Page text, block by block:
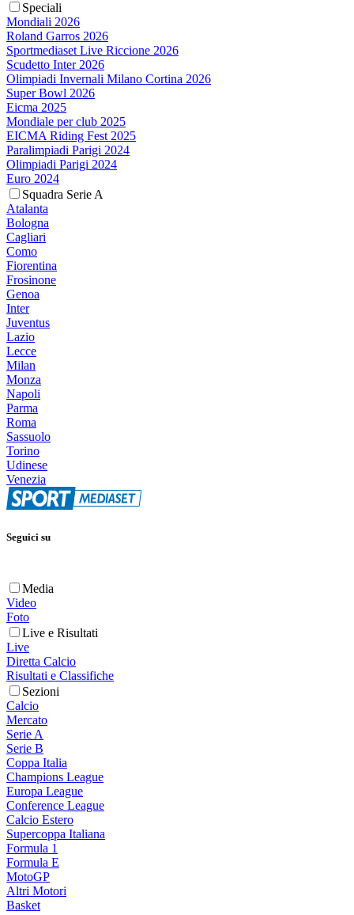
Speciali
Mondiali 2026
Roland Garros 2026
Sportmediaset Live Riccione 2026
Scudetto Inter 2026
Olimpiadi Invernali Milano Cortina 2026
Super Bowl 2026
Eicma 2025
Mondiale per club 2025
EICMA Riding Fest 2025
Paralimpiadi Parigi 2024
Olimpiadi Parigi 2024
Euro 2024
Squadra Serie A
Atalanta
Bologna
Cagliari
Como
Fiorentina
Frosinone
Genoa
Inter
Juventus
Lazio
Lecce
Milan
Monza
Napoli
Parma
Roma
Sassuolo
Torino
Udinese
Venezia
Seguici su
Media
Video
Foto
Live e Risultati
Live
Diretta Calcio
Risultati e Classifiche
Sezioni
Calcio
Mercato
Serie A
Serie B
Coppa Italia
Champions League
Europa League
Conference League
Calcio Estero
Supercoppa Italiana
Formula 1
Formula E
MotoGP
Altri Motori
Basket